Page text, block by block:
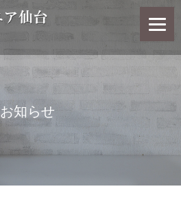
お知らせ